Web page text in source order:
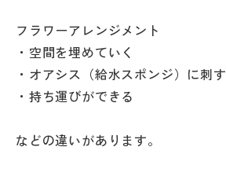
フラワーアレンジメント
・空間を埋めていく
・オアシス（給水スポンジ）に刺す
・持ち運びができる
などの違いがあります。